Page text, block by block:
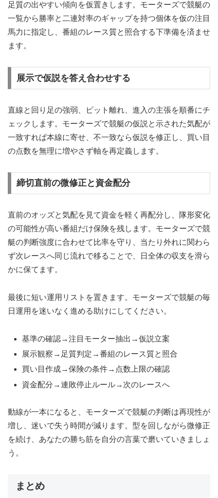
足質の出やすい傾向を仮置きします。モーターズで競艇の
一覧から勝率と二連対率のギャップを持つ個体を仮の注目
馬力に指定し、番組のレース質と照合する下準備を済ませ
ます。
展示で仮説を答え合わせする
直線と回り足の強弱、ピット離れ、進入の主張を順番にチ
ェックします。モーターズで競艇の仮説と示された気配が
一致すれば本線に寄せ、不一致なら仮説を修正し、買い目
の点数を無理に増やさず軸を再定義します。
締切直前の微修正と資金配分
直前のオッズと気配を見て資金を軽く再配分し、隊形変化
の可能性が高い番組だけ保険を残します。モーターズで競
艇の判断強度に合わせて比率を守り、当たり外れに関わら
ず次レースへ同じ流れで移ることで、日全体の収支を滑ら
かに保てます。
最後に短い運用リストを置きます。モーターズで競艇の毎
日運用を迷いなく進める助けにしてください。
基準の確認→注目モーター抽出→仮説立案
展示観察→足質判定→番組のレース質と照合
買い目作成→保険の条件→点数上限の確認
資金配分→連敗停止ルール→次のレースへ
動線が一本になると、モーターズで競艇の判断は再現性が
増し、迷いで失う時間が減ります。型を回しながら微修正
を続け、あなたの勝ち筋を自分の言葉で磨いていきましょ
う。
まとめ